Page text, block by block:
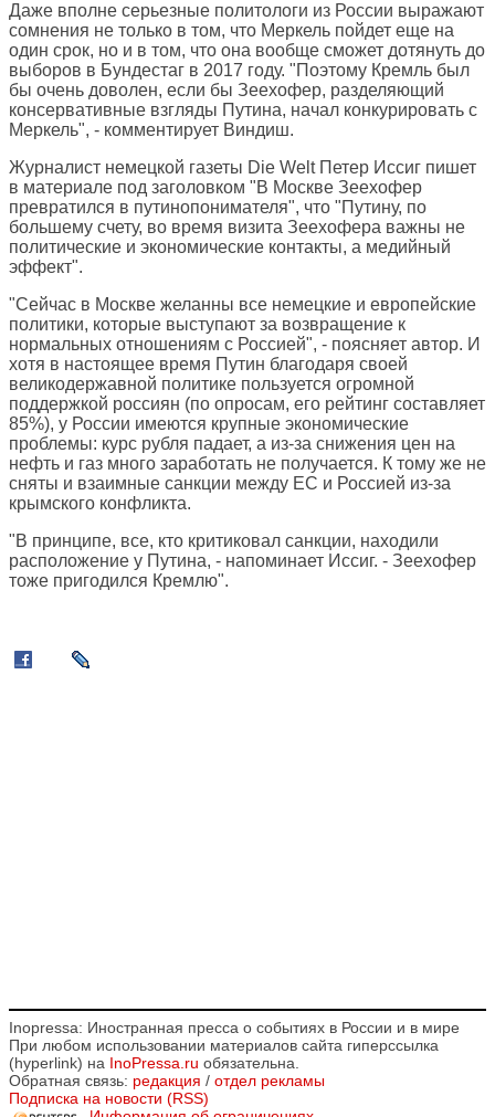
Даже вполне серьезные политологи из России выражают
сомнения не только в том, что Меркель пойдет еще на
один срок, но и в том, что она вообще сможет дотянуть до
выборов в Бундестаг в 2017 году. "Поэтому Кремль был
бы очень доволен, если бы Зеехофер, разделяющий
консервативные взгляды Путина, начал конкурировать с
Меркель", - комментирует Виндиш.
Журналист немецкой газеты Die WeltПетер Иссиг пишет
в материале под заголовком "В Москве Зеехофер
превратился в путинопонимателя", что "Путину, по
большему счету, во время визита Зеехофера важны не
политические и экономические контакты, а медийный
эффект".
"Сейчас в Москве желанны все немецкие и европейские
политики, которые выступают за возвращение к
нормальных отношениям с Россией", - поясняет автор. И
хотя в настоящее время Путин благодаря своей
великодержавной политике пользуется огромной
поддержкой россиян (по опросам, его рейтинг составляет
85%), у России имеются крупные экономические
проблемы: курс рубля падает, а из-за снижения цен на
нефть и газ много заработать не получается. К тому же не
сняты и взаимные санкции между ЕС и Россией из-за
крымского конфликта.
"В принципе, все, кто критиковал санкции, находили
расположение у Путина, - напоминает Иссиг. - Зеехофер
тоже пригодился Кремлю".
Inopressa: Иностранная пресса о событиях в России и в мире
При любом использовании материалов сайта гиперссылка
(hyperlink) на InoPressa.ru обязательна.
Обратная связь: редакция / отдел рекламы
Подписка на новости (RSS)